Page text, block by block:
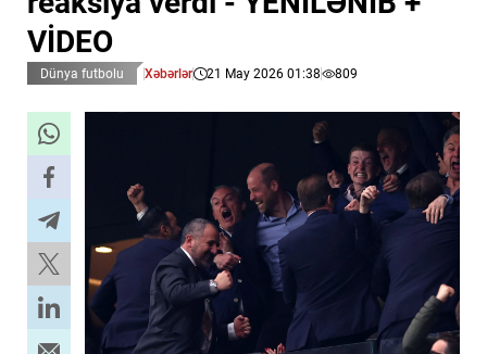
VİDEO
Dünya futbolu Xəbərlər 21 May 2026 01:38 809